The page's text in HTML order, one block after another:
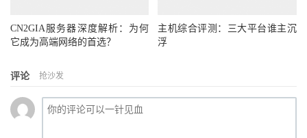
CN2GIA服务器深度解析：为何
它成为高端网络的首选？
主机综合评测：三大平台谁主沉
浮
评论 抢沙发